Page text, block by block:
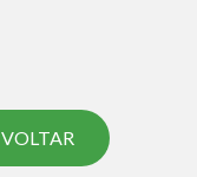
VOLTAR